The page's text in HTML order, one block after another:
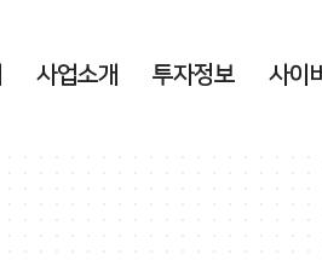
사업소개 투자정보 사이